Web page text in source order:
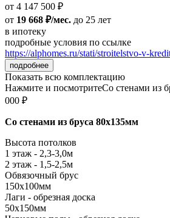
от 4 147 500 ₽
от 19 668 ₽/мес. до 25 лет
в ипотеку
подробные условия по ссылке
https://alphomes.ru/stati/stroitelstvo-v-
подробнее
Показать всю комплектацию
Нажмите и посмотритеСо стенами из
000 ₽
Со стенами из бруса 80х135мм
Высота потолков
1 этаж - 2,3-3,0м
2 этаж - 1,5-2,5м
Обвязочный брус
150х100мм
Лаги - обрезная доска
50х150мм